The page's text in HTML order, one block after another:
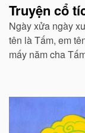
Truyện cổ
Ngày xửa ngày
tên là Tấm, em
mấy năm cha